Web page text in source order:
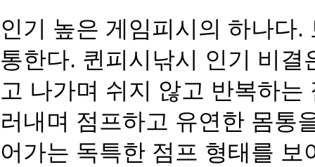
인기 높은 게임피시의 하나다
통한다. 퀸피시낚시 인기 비
고 나가며 쉬지 않고 반복하는
러내며 점프하고 유연한 몸통
어가는 독특한 점프 형태 를 보